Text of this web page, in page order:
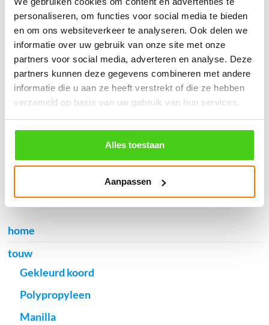
personaliseren, om functies voor social media te bieden
en om ons websiteverkeer te analyseren. Ook delen we
informatie over uw gebruik van onze site met onze
partners voor social media, adverteren en analyse. Deze
partners kunnen deze gegevens combineren met andere
informatie die u aan ze heeft verstrekt of die ze hebben
verzameld op basis van uw gebruik van hun services.
Alles toestaan
Aanpassen
֍ Verzending in Nederland, België en Duitsland.
Verzendkosten €5,45, boven €70,- gratis verstuurd
Aantal meters worden geleverd aan een stuk.
Specifieke wensen (meerdere lengten) kunt u aangeven bij het
invulveld "Bestelnotities (optioneel)".
© 2009 - 2026 | Touwspecialist.nl
It Fjild 4 - 8621 EA Heeg - Friesland
home
touw
Gekleurd koord
Polypropyleen
Manilla